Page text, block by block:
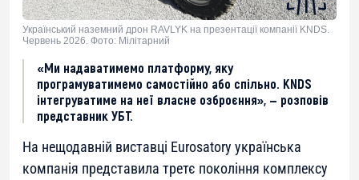
Український наземний дрон RAVLYK на презентації компанії KNDS.
Червень 2026. Фото: Мілітарний
«Ми надаватимемо платформу, яку
програмуватимемо самостійно або спільно. KNDS
інтегруватиме на неї власне озброєння», — розповів
представник УБТ.
На нещодавній виставці Eurosatory українська
компанія представила третє покоління комплексу